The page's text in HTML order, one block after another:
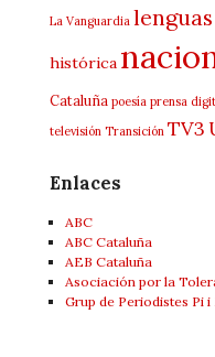
La Vanguardia lenguas
histórica
Cataluña poesía prensa
televisión Transición TV3
Enlaces
ABC
ABC Cataluña
AEB Cataluña
Asociación por la
Grup de Periodistes Pi